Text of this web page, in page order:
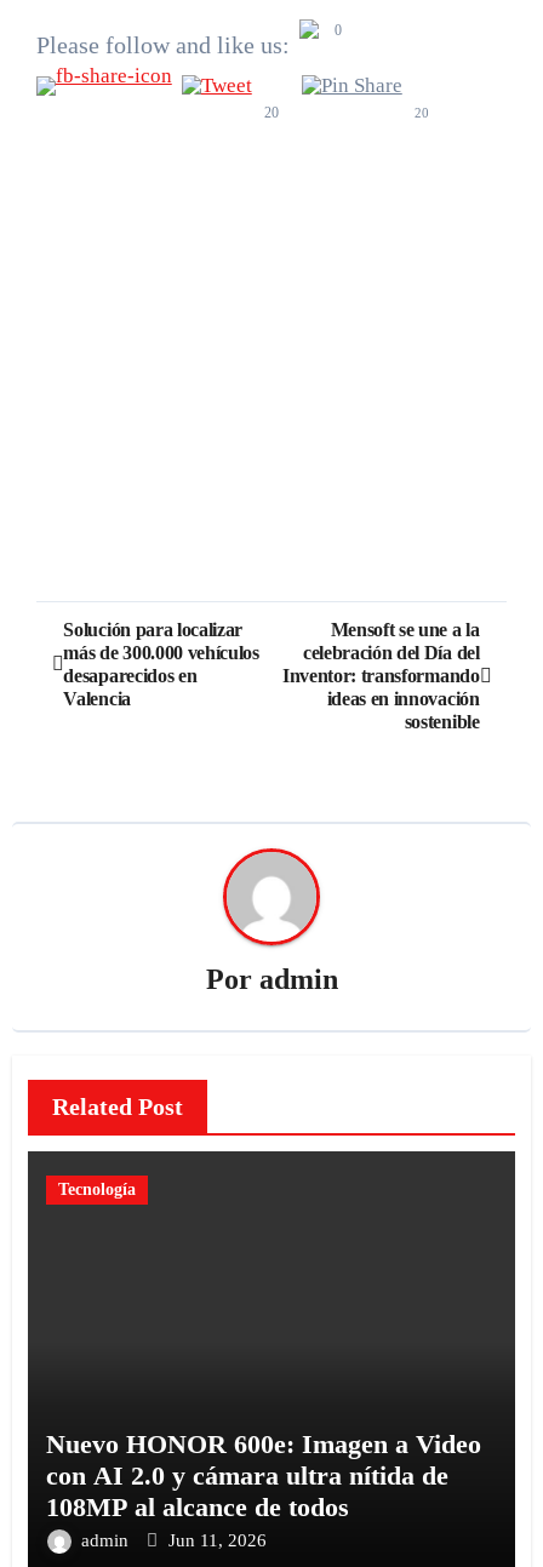
Please follow and like us:
0
20 20
Solución para localizar
más de 300.000 vehículos
desaparecidos en
Valencia
Mensoft se une a la
celebración del Día del
Inventor: transformando
ideas en innovación
sostenible
Por admin
Related Post
Tecnología
Nuevo HONOR 600e: Imagen a Video
con AI 2.0 y cámara ultra nítida de
108MP al alcance de todos
admin Jun 11, 2026